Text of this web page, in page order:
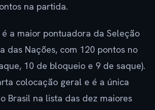
na partida.
a maior pontuadora da Seleção
das Nações, com 120 pontos no
10 de bloqueio e 9 de saque).
colocação geral e é a única
Brasil na lista das dez maiores